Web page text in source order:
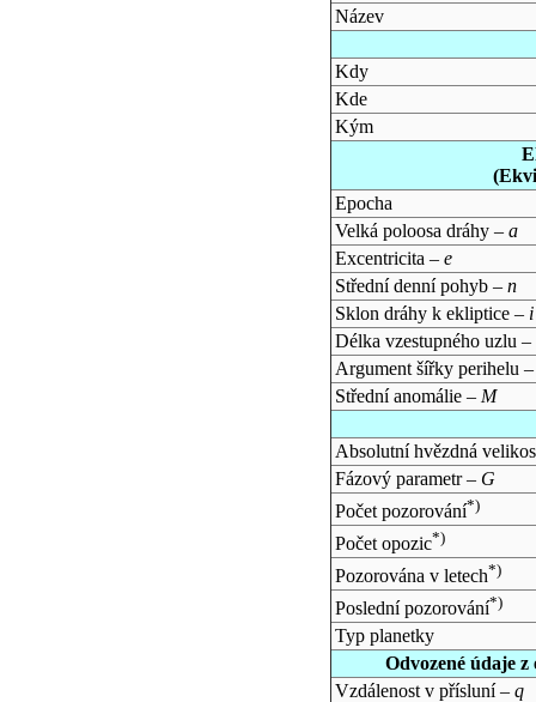
Název
Kdy
Kde
Kým
Epocha
Velká poloosa dráhy – a
Excentricita – e
Střední denní pohyb – n
Sklon dráhy k ekliptice – i
Délka vzestupného uzlu –
Argument šířky perihelu
Střední anomálie – M
Absolutní hvězdná
Fázový parametr – G
Počet pozorování*)
Počet opozic*)
Pozorována v letech*)
Poslední pozorování*)
Typ planetky
Odvozené údaje
Vzdálenost v přísluní – q